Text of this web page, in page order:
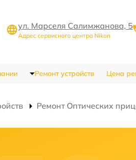
ул. Марселя Салимжанова, 5
Адрес сервисного центра Nikon
Ремонт устройств Цена
Ремонт Оптических